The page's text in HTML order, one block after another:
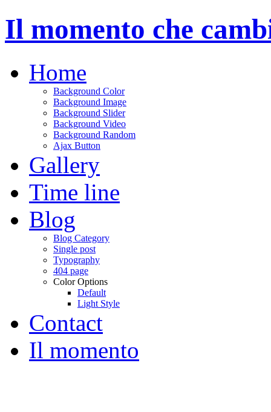
Il momento che
Home
Background Color
Background Image
Background Slider
Background Video
Background Random
Ajax Button
Gallery
Time line
Blog
Blog Category
Single post
Typography
404 page
Color Options
Default
Light Style
Contact
Il momento